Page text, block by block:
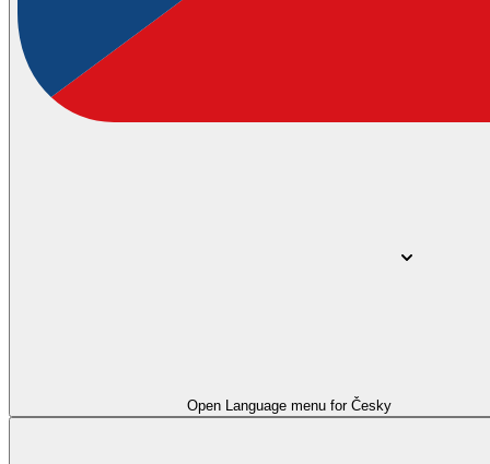
Open Language menu for Česky